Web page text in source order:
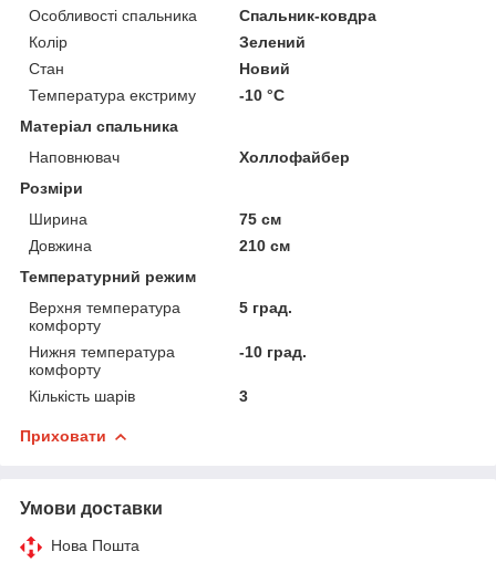
Особливості спальника
Спальник-ковдра
Колір
Зелений
Стан
Новий
Температура екстриму
-10 °С
Матеріал спальника
Наповнювач
Холлофайбер
Розміри
Ширина
75 см
Довжина
210 см
Температурний режим
Верхня температура
комфорту
5 град.
Нижня температура
комфорту
-10 град.
Кількість шарів 3
Приховати
Умови доставки
Нова Пошта